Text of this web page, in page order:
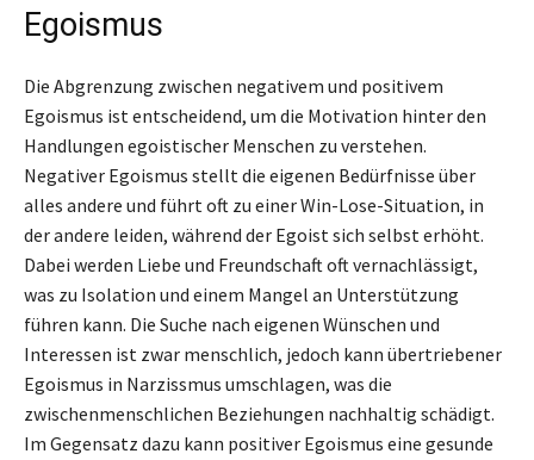
Egoismus
Die Abgrenzung zwischen negativem und positivem
Egoismus ist entscheidend, um die Motivation hinter den
Handlungen egoistischer Menschen zu verstehen.
Negativer Egoismus stellt die eigenen Bedürfnisse über
alles andere und führt oft zu einer Win-Lose-Situation, in
der andere leiden, während der Egoist sich selbst erhöht.
Dabei werden Liebe und Freundschaft oft vernachlässigt,
was zu Isolation und einem Mangel an Unterstützung
führen kann. Die Suche nach eigenen Wünschen und
Interessen ist zwar menschlich, jedoch kann übertriebener
Egoismus in Narzissmus umschlagen, was die
zwischenmenschlichen Beziehungen nachhaltig schädigt.
Im Gegensatz dazu kann positiver Egoismus eine gesunde